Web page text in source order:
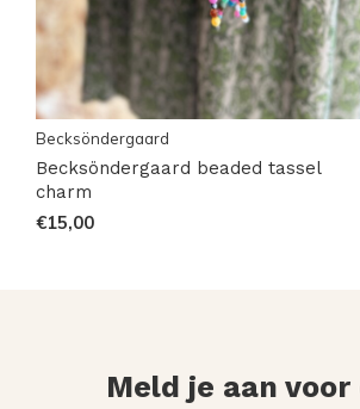
Becksöndergaard
Becksöndergaard beaded tassel
charm
€15,00
Meld je aan voor